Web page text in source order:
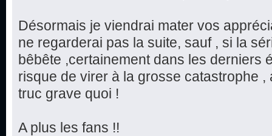
Désormais je viendrai mater vos
ne regarderai pas la suite, sauf , si la
bêbête ,certainement dans les derniers
risque de virer à la grosse catastrophe ,
truc grave quoi !
A plus les fans !!